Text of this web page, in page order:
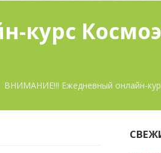
ВНИМАНИЕ!!! Ежедневный онлайн-